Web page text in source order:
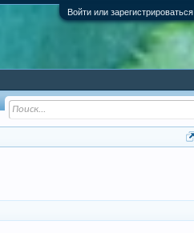
Войти или зарегистрироваться